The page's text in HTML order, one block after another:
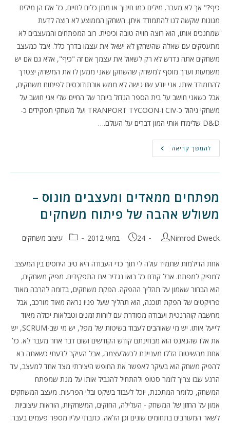
כיף?" אך לא מעבר. מילים כמו חינוך או מתן כלים לחיים, כל אלו הן מילים
מגונות שקשה לנו להתמודד איתן. השחקן הממוצע לא רוצה לדעת
שמחנכים אותו, הוא רוצה חוויה טובה וכיפית. רוב המפתחים והמעצבים לא
מתעסקים עם שאלה שהשחקן לא ישאל את עצמו בדרך כלל. אבל כמעצב
משחקים אתה נדרש לא רק לשאול את עצמך אם זה "כיף", אלא גם אם יש
משמעות וערך מוסף למשחק שהשחקן שאני ממען לו את המשחק יצטרך
להתמודד איתו. אני יודע שזו גישה לא ממש אורתודוכסית לפיתוח משחקים,
אבל כשאני חושב על בית הספר הגדול ביותר של החיים שלי אני חושב על
משחקי ניהול כ-CIV ו-TRANPORT TYCOON ועל משחקי תפקידים כ-
D&D שלימדו אותי המון דברים על העולם.…
להמשך קריאה
משמעות
מפתחים ממאדים ומעצבים מונוס –
משולש אהבה של פיתוח משחקים
מחבר:
Nimrod Dweck פורסם:
24 במאי 2012 קטגוריה:עיצוב משחקים
אחת הדילמות שתמיד עולה לי תוך כדי העבודה היא טיב היחסים בין המעצב
למפיק למפתח. אבל קודם כל בואו נגדיר את התפקידים. מפיק משחקים,
הוא הבחור שאמון על תהליך ההפקה. הפקת משחקים, בדומה להרבה מאוד
פרויקטים של הפקת תוכנה, הוא תהליך שעל פניו נראה מאוד מורכב, אבל
מחשבה קוהרנטית ועבודה מסודרת עם לוחות זמנים וטבלאות יכולה מאוד
לייעל אותו. יש מי שאוהבים לעבוד בשיטות של מפל, יש מי שב-SCRUM, יש
את אלו שהגאנט הוא מבחינתם קודש הקודשים ושום דבר אחר מעבר לא. כל
אחת מהשיטות הללו מעניינת לכשלעצמה, אבל העיקר לדעתי כשאתה בא
להפיק משחק הוא בעיקר לאפשר את החופש היצירתי מצד אחד למעצב, עד
הרגע שבו צריך לומר סטופ ולהתחיל להגביל אותו על מנת שמפתח
המשחק, כלומר המתכנת, יוכל לעבוד בשקט ובלי הפרעות. מעצב המשחקים
אמון על החזון של המשחק - העלילה, החוקים, המשחקיות, הוראות עיצוביות
לשאר המעורבים בתחומים שונים וכן הלאה. כתבתי עליו מספר פעמים בעבר.